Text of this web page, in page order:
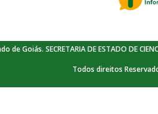
de Goiás. SECRETARIA DE ESTADO DE
Todos direitos